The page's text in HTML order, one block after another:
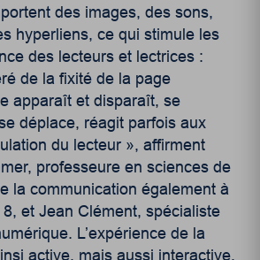
des images, des sons,
hyperliens, ce qui stimule les
des lecteurs et lectrices :
de la fixité de la page
apparaît et disparaît, se
déplace, réagit parfois aux
du lecteur », affirment
professeure en sciences de
la communication également à
8, et Jean Clément, spécialiste
L’expérience de la
active, mais aussi interactive,